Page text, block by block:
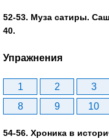
52-53. Муза сатиры.
40.
Упражнения
1 2 3
8
9 10
54-56. Хроника в